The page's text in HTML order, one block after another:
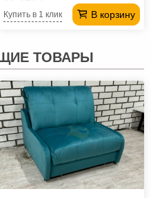
В корзину
Купить в 1 клик
ТОВАРЫ